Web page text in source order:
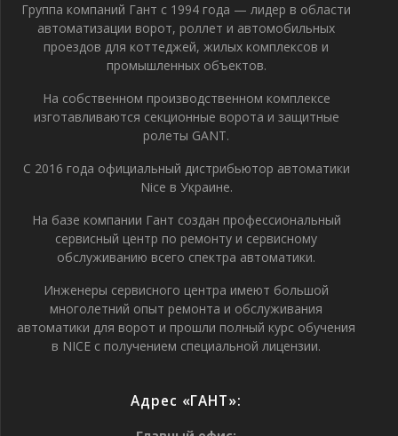
Группа компаний Гант с 1994 года — лидер в области
автоматизации ворот, роллет и автомобильных
проездов для коттеджей, жилых комплексов и
промышленных объектов.
На собственном производственном комплексе
изготавливаются секционные ворота и защитные
ролеты GANT.
С 2016 года официальный дистрибьютор автоматики
Nice в Украине.
На базе компании Гант создан профессиональный
сервисный центр по ремонту и сервисному
обслуживанию всего спектра автоматики.
Инженеры сервисного центра имеют большой
многолетний опыт ремонта и обслуживания
автоматики для ворот и прошли полный курс обучения
в NICE с получением специальной лицензии.
Адрес «ГАНТ»: